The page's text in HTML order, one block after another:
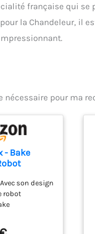
française qui se
la Chandeleur, il
nécessaire pour ma
- Bake
et
Avec son design
robot
à toutes les